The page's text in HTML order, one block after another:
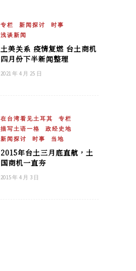
专栏 新闻探讨
时事
浅谈新闻
土美关系 疫情复燃 台土商机
四月份下半新闻整理
2021 年 4 月 25 日
在台湾看见土耳其
专栏
描写土语一格
政经史地
新闻探讨
时事 当地
2015年台土三月底直航，土
国商机一直夯
2015 年 4 月 3 日